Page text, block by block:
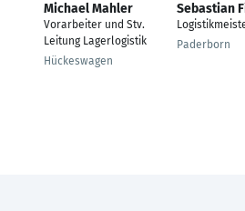
Michael Mahler
Vorarbeiter und Stv.
Leitung Lagerlogistik
Hückeswagen
Sebastian
Paderborn